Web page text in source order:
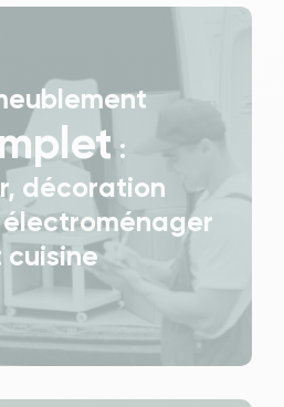
:
décoration
cuisine